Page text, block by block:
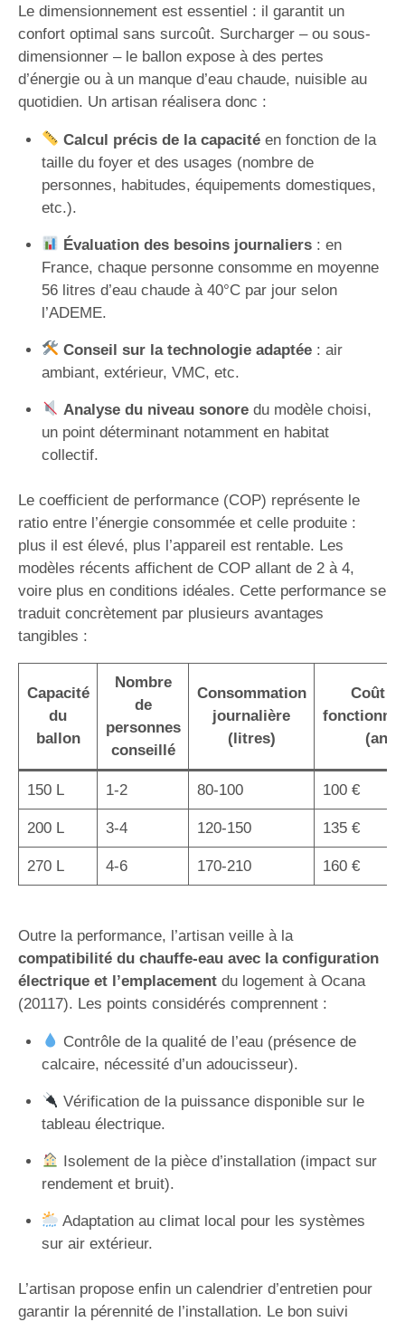
Le dimensionnement est essentiel : il garantit un
confort optimal sans surcoût. Surcharger – ou sous-
dimensionner – le ballon expose à des pertes
d’énergie ou à un manque d’eau chaude, nuisible au
quotidien. Un artisan réalisera donc :
Calcul précis de la capacitéen fonction de la
taille du foyer et des usages (nombre de
personnes, habitudes, équipements domestiques,
etc.).
Évaluation des besoins journaliers: en
France, chaque personne consomme en moyenne
56 litres d’eau chaude à 40°C par jour selon
l’ADEME.
Conseil sur la technologie adaptée: air
ambiant, extérieur, VMC, etc.
Analyse du niveau sonoredu modèle choisi,
un point déterminant notamment en habitat
collectif.
Le coefficient de performance (COP) représente le
ratio entre l’énergie consommée et celle produite :
plus il est élevé, plus l’appareil est rentable. Les
modèles récents affichent de COP allant de 2 à 4,
voire plus en conditions idéales. Cette performance se
traduit concrètement par plusieurs avantages
tangibles :
Capacité
du
ballon
Nombre
de
personnes
conseillé
Consommation
journalière
(litres)
Coût
(an)
150 L 1-2 80-100 100 €
200 L 3-4 120-150 135 €
270 L 4-6 170-210 160 €
Outre la performance, l’artisan veille à la
compatibilité du chauffe-eau avec la configuration
électrique et l’emplacement du logement à Ocana
(20117). Les points considérés comprennent :
Contrôle de la qualité de l’eau (présence de
calcaire, nécessité d’un adoucisseur).
Vérification de la puissance disponible sur le
tableau électrique.
Isolement de la pièce d’installation (impact sur
rendement et bruit).
Adaptation au climat local pour les systèmes
sur air extérieur.
L’artisan propose enfin un calendrier d’entretien pour
garantir la pérennité de l’installation. Le bon suivi